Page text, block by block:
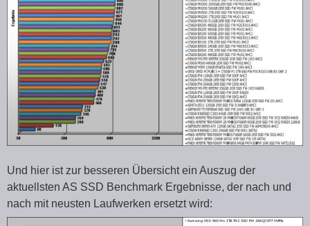
Und hier ist zur besseren Übersicht ein Auszug der
aktuellsten AS SSD Benchmark Ergebnisse, der nach und
nach mit neusten Laufwerken ersetzt wird: